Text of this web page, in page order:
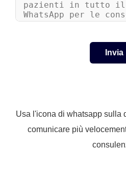
Usa l'icona di whatsapp sulla
comunicare più